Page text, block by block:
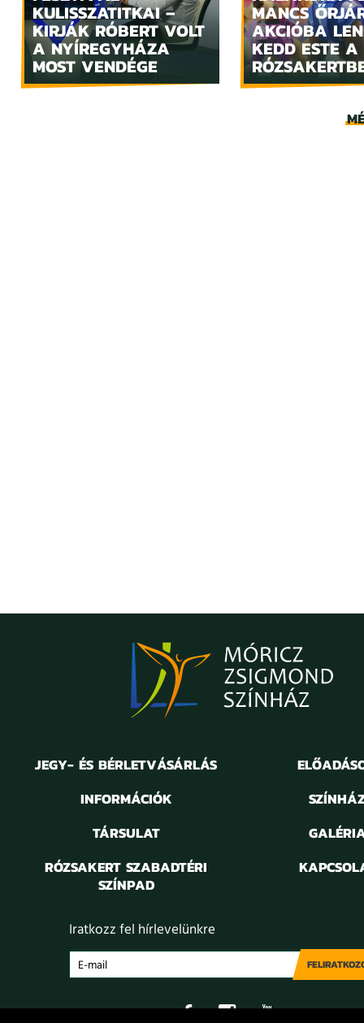
KULISSZATITKAI –
KIRJÁK RÓBERT VOLT
A NYÍREGYHÁZA
MOST VENDÉGE
MANCS
AKCIÓBA
KEDD ESTE A
JEGY- ÉS BÉRLETVÁSÁRLÁS
INFORMÁCIÓK
TÁRSULAT
RÓZSAKERT SZABADTÉRI
SZÍNPAD
Iratkozz fel hírlevelünkre